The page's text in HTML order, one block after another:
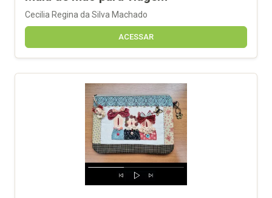
Cecilia Regina da Silva Machado
ACESSAR